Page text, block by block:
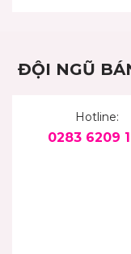
ĐỘI NGŨ
Hotline:
0283 6209